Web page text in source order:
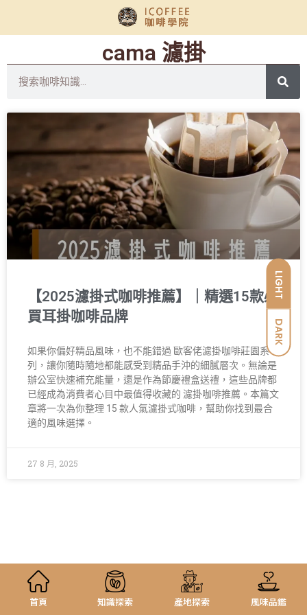
LIGHT
DARK
cama 濾掛
【2025濾掛式咖啡推薦】｜精選15款必
買耳掛咖啡品牌
如果你偏好精品風味，也不能錯過 歐客佬濾掛咖啡莊園系
列，讓你隨時隨地都能感受到精品手沖的細膩層次。無論是
辦公室快速補充能量，還是作為節慶禮盒送禮，這些品牌都
已經成為消費者心目中最值得收藏的 濾掛咖啡推薦。本篇文
章將一次為你整理 15 款人氣濾掛式咖啡，幫助你找到最合
適的風味選擇。
27 8 月, 2025
首頁 知識探索 產地探索 風味品鑑